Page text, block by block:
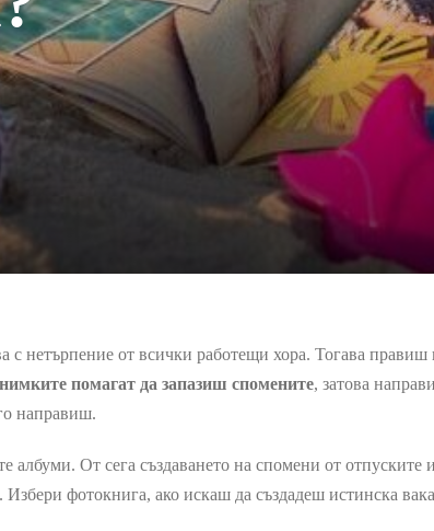
с нетърпение от всички работещи хора. Тогава
помагат да запазиш спомените, затова
направиш.
албуми. От сега създаването на спомени от отпуските
фотокнига, ако искаш да създадеш истинска